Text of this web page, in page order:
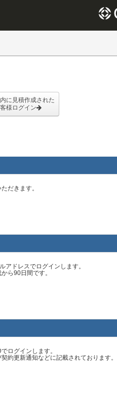
に見積作成された
様ログイン
だきます。
アドレスでログインします。
ら90日間です。
ログインします。
約更新通知などに記載されております。